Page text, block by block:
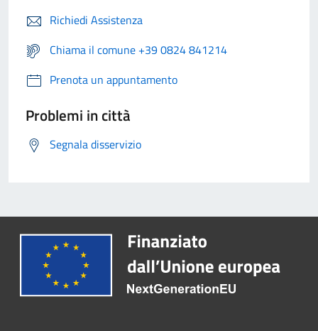
Richiedi Assistenza
Chiama il comune +39 0824 841214
Prenota un appuntamento
Problemi in città
Segnala disservizio